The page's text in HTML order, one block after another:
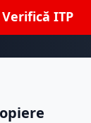
Verifică ITP